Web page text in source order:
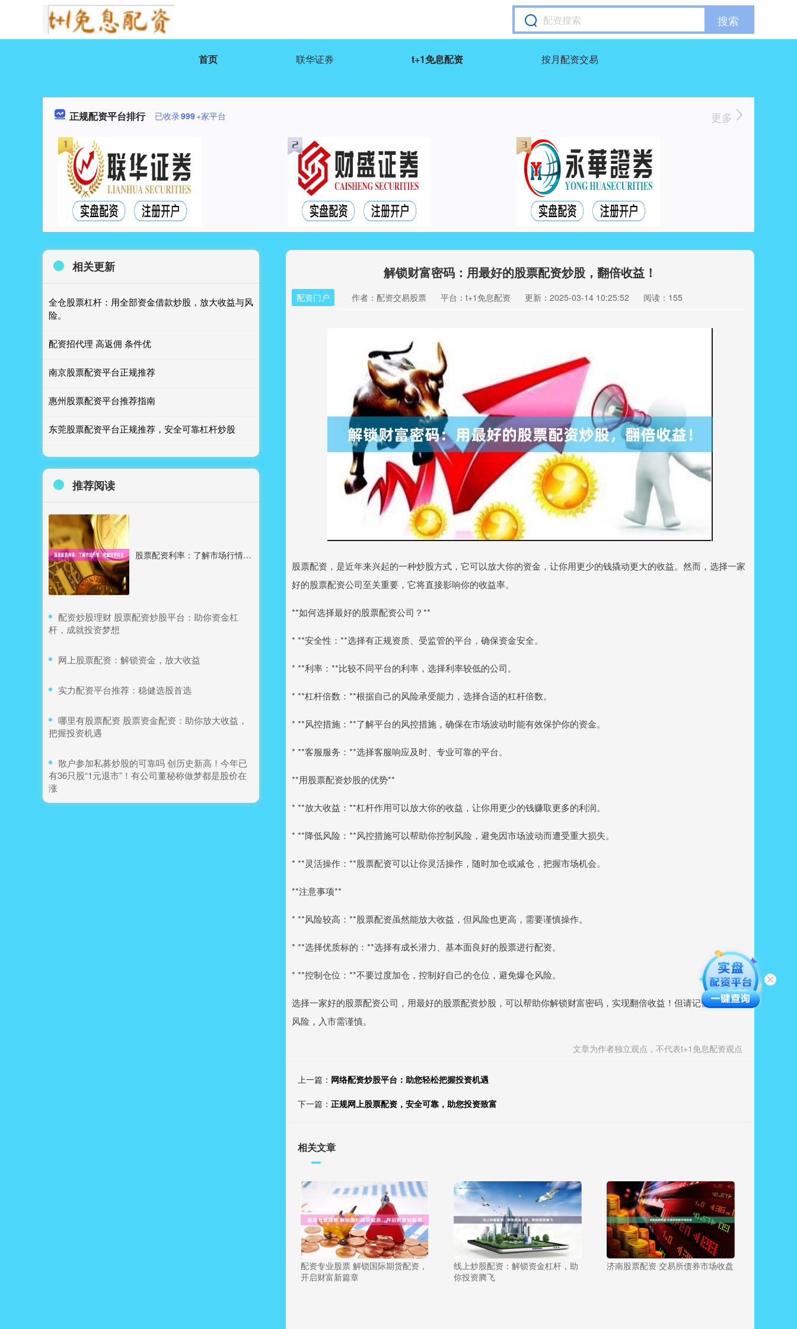
搜索
首页 联华证券 t+1免息配资 按月配资交易
正规配资平台排行 已收录999+家平台 更多
解锁财富密码：用最好的股票配资炒股，翻倍收益！
配资门户 作者：配资交易股票 平台：t+1免息配资 更新：2025-03-14 10:25:52 阅读：155
股票配资，是近年来兴起的一种炒股方式，它可以放大你的资金，让你用更少的钱撬动更大的收益。然而，选择一家
好的股票配资公司至关重要，它将直接影响你的收益率。
**如何选择最好的股票配资公司？**
* **安全性：**选择有正规资质、受监管的平台，确保资金安全。
* **利率：**比较不同平台的利率，选择利率较低的公司。
* **杠杆倍数：**根据自己的风险承受能力，选择合适的杠杆倍数。
* **风控措施：**了解平台的风控措施，确保在市场波动时能有效保护你的资金。
* **客服服务：**选择客服响应及时、专业可靠的平台。
**用股票配资炒股的优势**
* **放大收益：**杠杆作用可以放大你的收益，让你用更少的钱赚取更多的利润。
* **降低风险：**风控措施可以帮助你控制风险，避免因市场波动而遭受重大损失。
* **灵活操作：**股票配资可以让你灵活操作，随时加仓或减仓，把握市场机会。
**注意事项**
* **风险较高：**股票配资虽然能放大收益，但风险也更高，需要谨慎操作。
* **选择优质标的：**选择有成长潜力、基本面良好的股票进行配资。
* **控制仓位：**不要过度加仓，控制好自己的仓位，避免爆仓风险。
选择一家好的股票配资公司，用最好的股票配资炒股，可以帮助你解锁财富密码，实现翻倍收益！但请记住，投资有
风险，入市需谨慎。
文章为作者独立观点，不代表t+1免息配资观点
上一篇： 网络配资炒股平台：助您轻松把握投资机遇
下一篇： 正规网上股票配资，安全可靠，助您投资致富
相关文章
配资专业股票 解锁国际期货配资，
开启财富新篇章
线上炒股配资：解锁资金杠杆，助
你投资腾飞
济南股票配资 交易所债券市场收盘
相关更新
全仓股票杠杆：用全部资金借款炒股，放大收益与风
险。
配资招代理 高返佣 条件优
南京股票配资平台正规推荐
惠州股票配资平台推荐指南
东莞股票配资平台正规推荐，安全可靠杠杆炒股
推荐阅读
股票配资利率：了解市场行情，把握投资机会
​配资炒股理财 股票配资炒股平台：助你资金杠
杆，成就投资梦想
​网上股票配资：解锁资金，放大收益
​实力配资平台推荐：稳健选股首选
​哪里有股票配资 股票资金配资：助你放大收益，
把握投资机遇
​散户参加私募炒股的可靠吗 创历史新高！今年已
有36只股“1元退市”！有公司董秘称做梦都是股价在
涨